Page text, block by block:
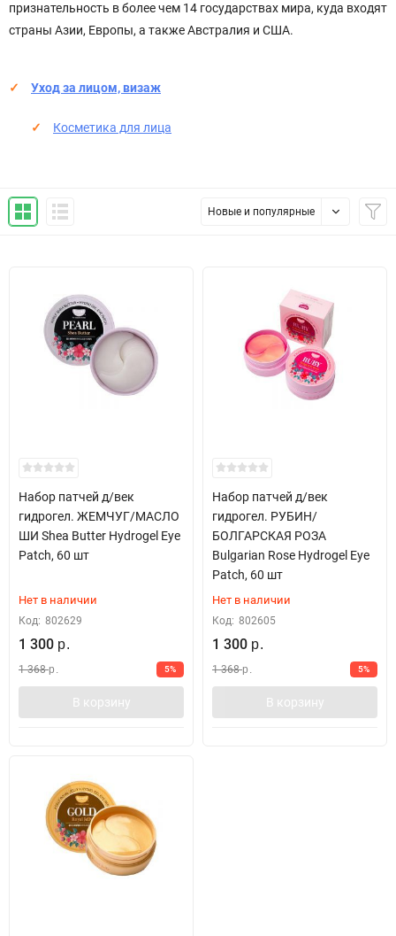
признательность в более чем 14 государствах мира, куда входят
страны Азии, Европы, а также Австралия и США.
Уход за лицом, визаж
Косметика для лица
Новые и популярные
Набор патчей д/век
гидрогел. ЖЕМЧУГ/МАСЛО
ШИ Shea Butter Hydrogel Eye
Patch, 60 шт
Нет в наличии
Код: 802629
1 300 р.
1 368р. 5%
В корзину
Набор патчей д/век
гидрогел. РУБИН/
БОЛГАРСКАЯ РОЗА
Bulgarian Rose Hydrogel Eye
Patch, 60 шт
Нет в наличии
Код: 802605
1 300 р.
1 368р. 5%
В корзину